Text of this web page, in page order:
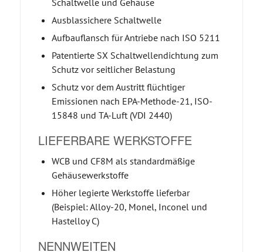
Ausblassichere Schaltwelle
Aufbauflansch für Antriebe nach ISO 5211
Patentierte SX Schaltwellendichtung zum
Schutz vor seitlicher Belastung
Schutz vor dem Austritt flüchtiger
Emissionen nach EPA-Methode-21, ISO-
15848 und TA-Luft (VDI 2440)
LIEFERBARE WERKSTOFFE
WCB und CF8M als standardmäßige
Gehäusewerkstoffe
Höher legierte Werkstoffe lieferbar
(Beispiel: Alloy-20, Monel, Inconel und
Hastelloy C)
NENNWEITEN